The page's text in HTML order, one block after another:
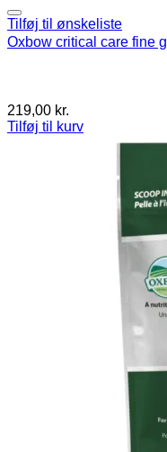
Tilføj til ønskeliste
Oxbow critical care fine
219,00 kr.
Tilføj til kurv